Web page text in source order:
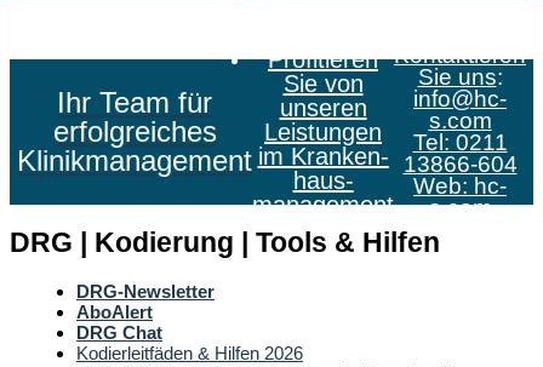
Ihr Team für
erfolgreiches
Klinikmanagement
Profitieren
Sie von
unseren
Leistungen
im Kranken­
haus­
management
Kontaktieren
Sie uns:
info@hc-
s.com
Tel: 0211
13866-604
Web: hc-
s.com
DRG | Kodierung | Tools & Hilfen
DRG-Newsletter
AboAlert
DRG Chat
Kodierleitfäden & Hilfen 2026